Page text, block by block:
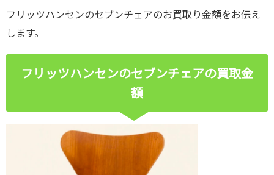
フリッツハンセンのセブンチェアのお買取り金額をお伝え
します。
フリッツハンセンのセブンチェアの買取金
額